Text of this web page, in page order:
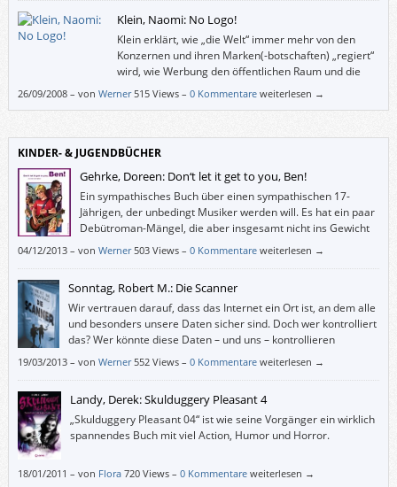
Klein, Naomi: No Logo!
Klein erklärt, wie „die Welt“ immer mehr von den
Konzernen und ihren Marken(-botschaften) „regiert“
wird, wie Werbung den öffentlichen Raum und die
Bildungsstätten und die Medien übernommen hat
26/09/2008– von Werner 515 Views – 0 Kommentare weiterlesen →
KINDER- & JUGENDBÜCHER
Gehrke, Doreen: Don‘t let it get to you, Ben!
Ein sympathisches Buch über einen sympathischen 17-
Jährigen, der unbedingt Musiker werden will. Es hat ein paar
Debütroman-Mängel, die aber insgesamt nicht ins Gewicht
fallen.
04/12/2013– von Werner 503 Views – 0 Kommentare weiterlesen →
Sonntag, Robert M.: Die Scanner
Wir vertrauen darauf, dass das Internet ein Ort ist, an dem alle
und besonders unsere Daten sicher sind. Doch wer kontrolliert
das? Wer könnte diese Daten – und uns – kontrollieren
(wollen)? Und wer von den heute Geborenen könnte in 22
19/03/2013– von Werner 552 Views – 0 Kommentare weiterlesen →
Landy, Derek: Skulduggery Pleasant 4
„Skulduggery Pleasant 04“ ist wie seine Vorgänger ein wirklich
spannendes Buch mit viel Action, Humor und Horror.
18/01/2011 – von Flora 720 Views – 0 Kommentare weiterlesen →